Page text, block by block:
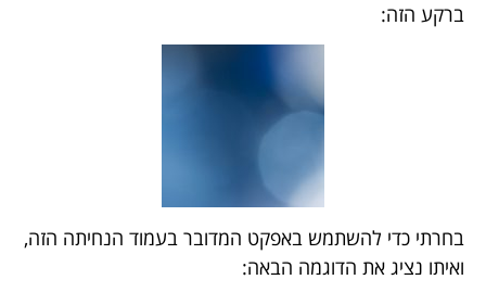
ברקע הזה:
בחרתי כדי להשתמש באפקט המדובר בעמוד הנחיתה הזה,
ואיתו נציג את הדוגמה הבאה: